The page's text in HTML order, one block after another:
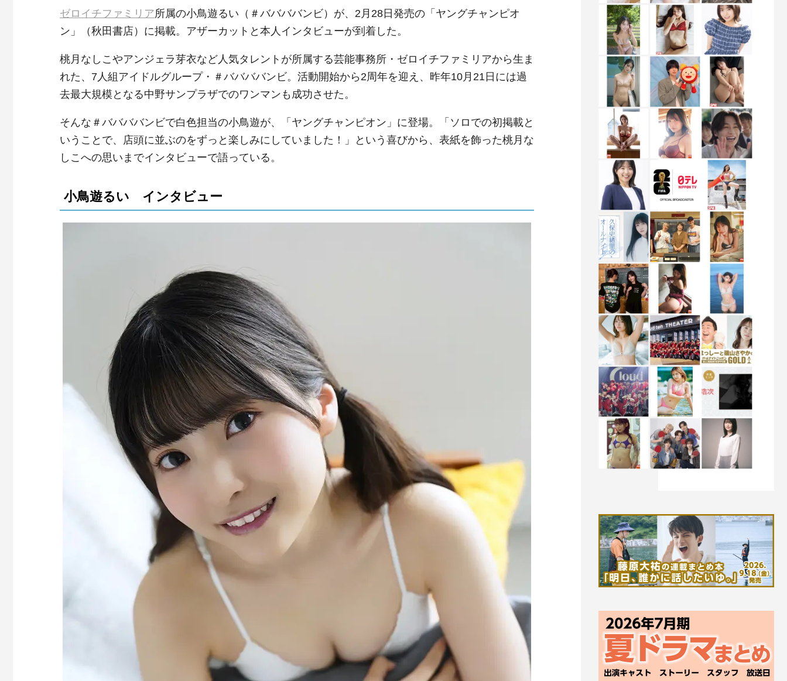
ゼロイチファミリア所属の小鳥遊るい（＃ババババンビ）が、2月28日発売の「ヤングチャンピオ
ン」（秋田書店）に掲載。アザーカットと本人インタビューが到着した。
桃月なしこやアンジェラ芽衣など人気タレントが所属する芸能事務所・ゼロイチファミリアから生ま
れた、7人組アイドルグループ・＃ババババンビ。活動開始から2周年を迎え、昨年10月21日には過
去最大規模となる中野サンプラザでのワンマンも成功させた。
そんな＃ババババンビで白色担当の小鳥遊が、「ヤングチャンピオン」に登場。「ソロでの初掲載と
いうことで、店頭に並ぶのをずっと楽しみにしていました！」という喜びから、表紙を飾った桃月な
しこへの思いまでインタビューで語っている。
小鳥遊るい インタビュー